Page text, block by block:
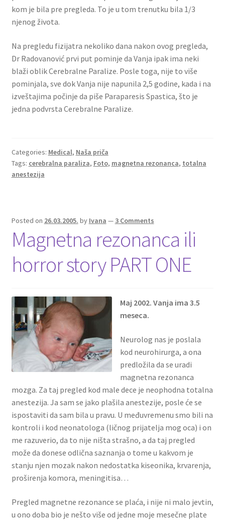
kom je bila pre pregleda. To je u tom trenutku bila 1/3
njenog života.
Na pregledu fizijatra nekoliko dana nakon ovog pregleda,
Dr Radovanović prvi put pominje da Vanja ipak ima neki
blaži oblik Cerebralne Paralize. Posle toga, nije to više
pominjala, sve dok Vanja nije napunila 2,5 godine, kada i na
izveštajima počinje da piše Paraparesis Spastica, što je
jedna podvrsta Cerebralne Paralize.
Categories: Medical, Naša priča
Tags: cerebralna paraliza, Foto, magnetna rezonanca, totalna
anestezija
Posted on 26.03.2005. by Ivana — 3 Comments
Magnetna rezonanca ili
horror story PART ONE
Maj 2002. Vanja ima 3.5
meseca.
Neurolog nas je poslala
kod neurohirurga, a ona
predložila da se uradi
magnetna rezonanca
mozga. Za taj pregled kod male dece je neophodna totalna
anestezija. Ja sam se jako plašila anestezije, posle će se
ispostaviti da sam bila u pravu. U međuvremenu smo bili na
kontroli i kod neonatologa (ličnog prijatelja mog oca) i on
me razuverio, da to nije ništa strašno, a da taj pregled
može da donese odlična saznanja o tome u kakvom je
stanju njen mozak nakon nedostatka kiseonika, krvarenja,
proširenja komora, meningitisa…
Pregled magnetne rezonance se plaća, i nije ni malo jevtin,
u ono doba bio je nešto više od jedne moje mesečne plate